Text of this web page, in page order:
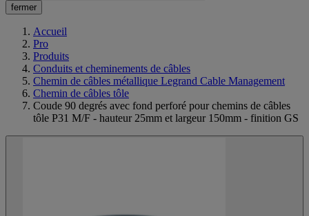
fermer
Accueil
Pro
Produits
Conduits et cheminements de câbles
Chemin de câbles métallique Legrand Cable Management
Chemin de câbles tôle
Coude 90 degrés avec fond perforé pour chemins de câbles
tôle P31 M/F - hauteur 25mm et largeur 150mm - finition GS